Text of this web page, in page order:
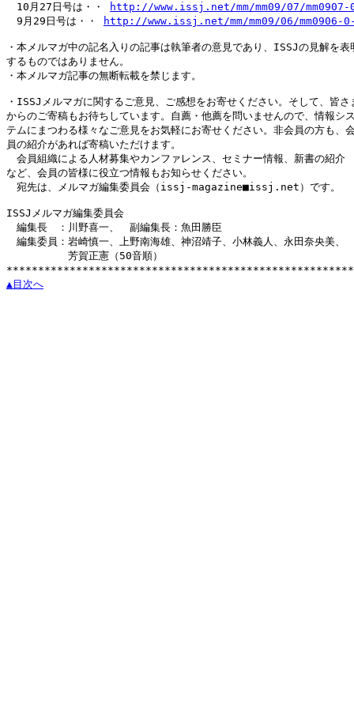
10月27日号は・・
http://www.issj.net/mm/mm09/07/
9月29日号は・・
http://www.issj.net/mm/mm09/06/mm0906-
・本メルマガ中の記名入りの記事は執筆者の意見であり、ISSJの見解を表
するものではありません。
・本メルマガ記事の無断転載を禁じます。
・ISSJメルマガに関するご意見、ご感想をお寄せください。そして、皆さ
からのご寄稿もお待ちしています。自薦・他薦を問いませんので、情報シ
テムにまつわる様々なご意見をお気軽にお寄せください。非会員の方も、
員の紹介があれば寄稿いただけます。
会員組織による人材募集やカンファレンス、セミナー情報、新書の紹介
など、会員の皆様に役立つ情報もお知らせください。
宛先は、メルマガ編集委員会（issj-magazine■issj.net）です。
ISSJメルマガ編集委員会
編集長　：川野喜一、　副編集長：魚田勝臣
編集委員：岩崎慎一、上野南海雄、神沼靖子、小林義人、永田奈央美、
芳賀正憲（50音順）
▲目次へ